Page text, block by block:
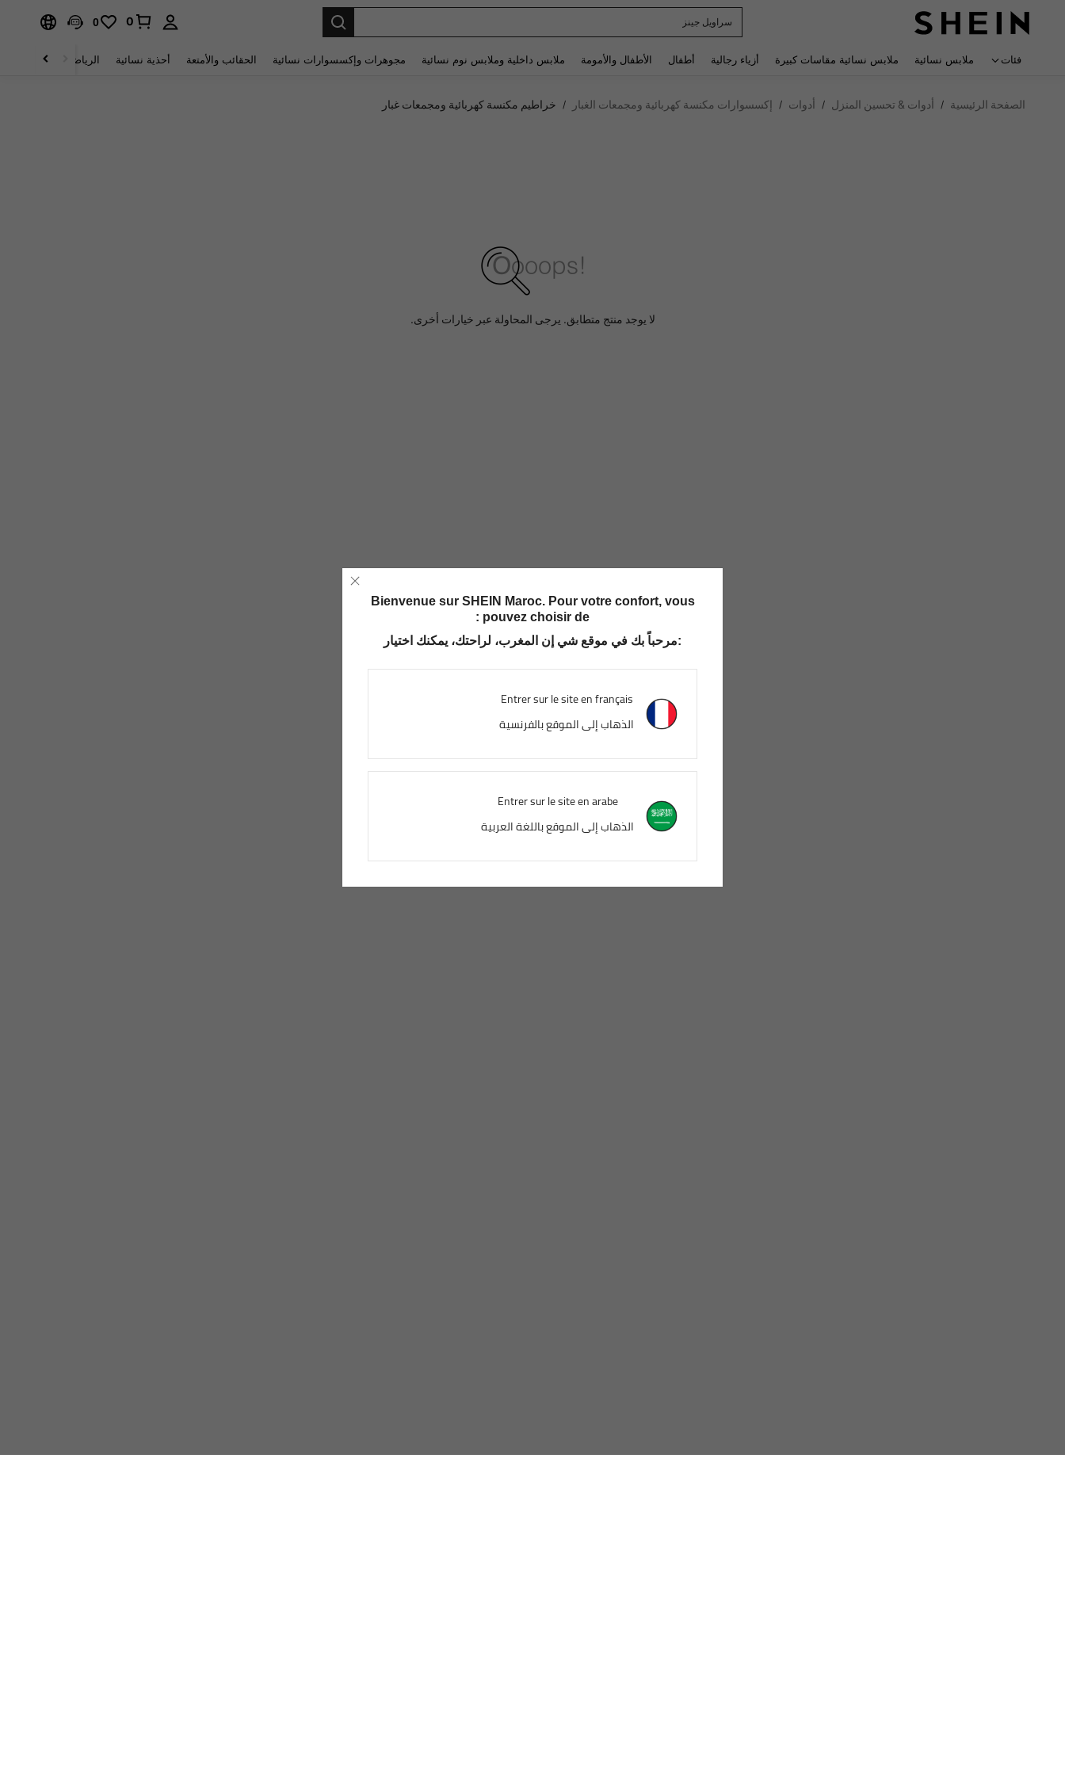
سراويل جينز
0
0
فئات ملابس نسائية ملابس نسائية مقاسات كبيرة أزياء رجالية أطفال الأطفال والأمومة ملابس داخلية وملابس نوم نسائية مجوهرات وإكسسوارات نسائية الحقائب والأمتعة أحذية نسائية الرياضة والأنشطة
الصفحة الرئيسية / أدوات & تحسين المنزل / أدوات / إكسسوارات مكنسة كهربائية ومجمعات الغبار / خراطيم مكنسة كهربائية ومجمعات غبار
لا يوجد منتج متطابق. يرجى المحاولة عبر خيارات أخرى.
Bienvenue sur SHEIN Maroc. Pour votre confort, vous
pouvez choisir de :
مرحباً بك في موقع شي إن المغرب، لراحتك، يمكنك اختيار:
Entrer sur le site en français
الذهاب إلى الموقع بالفرنسية
Entrer sur le site en arabe
الذهاب إلى الموقع باللغة العربية